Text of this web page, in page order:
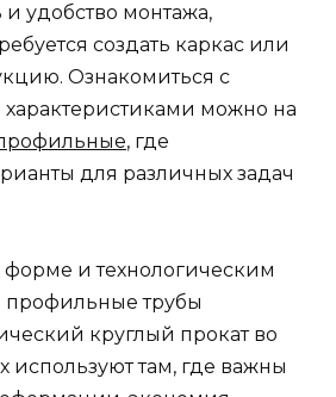
удобство монтажа,
создать каркас или
Ознакомиться с
можно на
, где
для различных задач
форме и технологическим
профильные трубы
круглый прокат во
используют там, где важны